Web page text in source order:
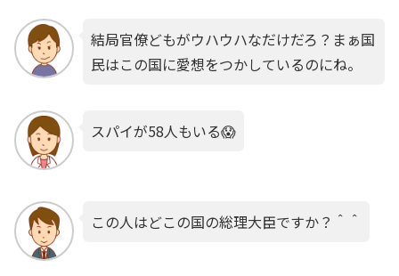
結局官僚どもがウハウハなだけだろ？まぁ国
民はこの国に愛想をつかしているのにね。
スパイが58人もいる😱
この人はどこの国の総理大臣ですか？＾＾